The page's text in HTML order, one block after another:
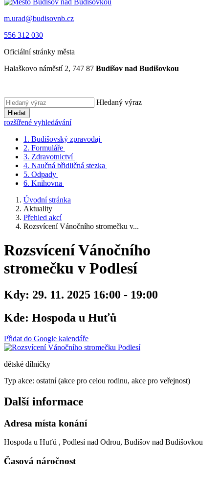
m.urad@budisovnb.cz
556 312 030
Oficiální stránky města
Halaškovo náměstí 2, 747 87 Budišov nad Budišovkou
Hledaný výraz
Hledat
rozšířené vyhledávání
1. Budišovský zpravodaj
2. Formuláře
3. Zdravotnictví
4. Naučná břidličná stezka
5. Odpady
6. Knihovna
Úvodní stránka
Aktuality
Přehled akcí
Rozsvícení Vánočního stromečku v...
Rozsvícení Vánočního
stromečku v Podlesí
Kdy: 29. 11. 2025 16:00 - 19:00
Kde: Hospoda u Huťů
Přidat do Google kalendáře
dětské dílničky
Typ akce: ostatní (akce pro celou rodinu, akce pro veřejnost)
Další informace
Adresa místa konání
Hospoda u Huťů , Podlesí nad Odrou, Budišov nad Budišovkou
Časová náročnost